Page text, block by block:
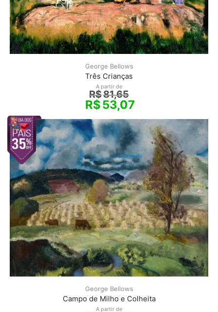
George Bellows
Três Crianças
A partir de
R$81,65
R$53,07
George Bellows
Campo de Milho e Colheita
A partir de